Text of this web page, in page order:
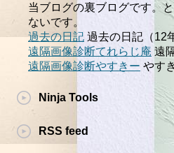
当ブログの裏ブログです。
ないです。
過去の日記 過去の日記（12
遠隔画像診断てれらじ庵 遠
遠隔画像診断やすきー やす
Ninja Tools
RSS feed